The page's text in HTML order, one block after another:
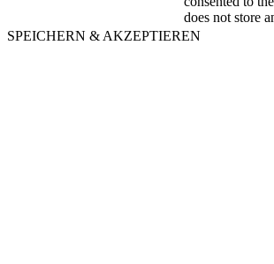
does not store
SPEICHERN & AKZEPTIEREN